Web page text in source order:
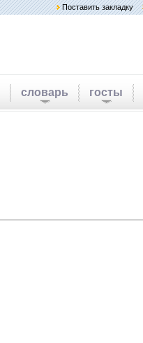
Поставить закладку
словарь госты